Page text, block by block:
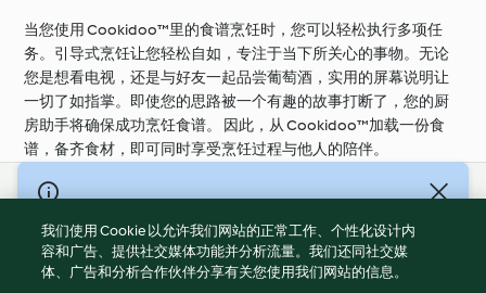
当您使用 Cookidoo™️里的食谱烹饪时，您可以轻松执行多项任
务。引导式烹饪让您轻松自如，专注于当下所关心的事物。无论
您是想看电视，还是与好友一起品尝葡萄酒，实用的屏幕说明让
一切了如指掌。即使您的思路被一个有趣的故事打断了，您的厨
房助手将确保成功烹饪食谱。 因此，从 Cookidoo™️加载一份食
谱，备齐食材，即可同时享受烹饪过程与他人的陪伴。
© Copyright 2021-2023 福维克信息科技(上海)有限公司 版权所有
2026
使用规定
我们使用 Cookie 以允许我们网站的正常工作、个性化设计内
容和广告、提供社交媒体功能并分析流量。我们还同社交媒
体、广告和分析合作伙伴分享有关您使用我们网站的信息。